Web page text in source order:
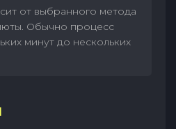
от выбранного метода
Обычно процесс
минут до нескольких